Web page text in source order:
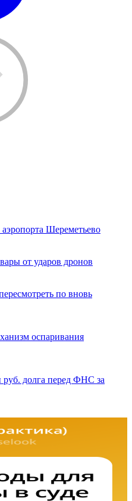
Шереметьево
от ударов дронов
по вновь
оспаривания
руб. долга перед ФНС за